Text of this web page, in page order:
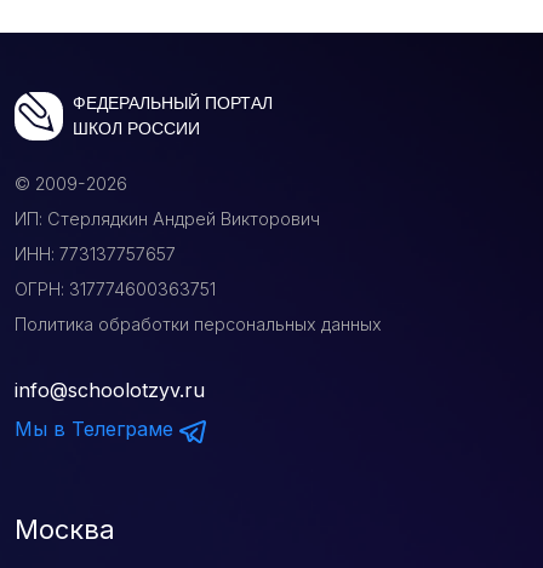
ФЕДЕРАЛЬНЫЙ ПОРТАЛ
ШКОЛ РОССИИ
© 2009-2026
ИП: Стерлядкин Андрей Викторович
ИНН: 773137757657
ОГРН: 317774600363751
Политика обработки персональных данных
info@schoolotzyv.ru
Мы в Телеграме
Москва